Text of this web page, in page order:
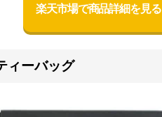
楽天市場で商品詳細を見る
ィーバッグ